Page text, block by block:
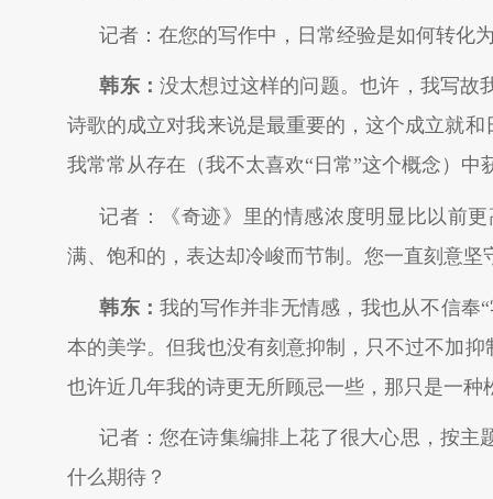
记者：在您的写作中，日常经验是如何转化
韩东： 没太想过这样的问题。也许，我写故
诗歌的成立对我来说是最重要的，这个成立就
我常常从存在（我不太喜欢“日常”这个概念）中
记者：《奇迹》里的情感浓度明显比以前
满、饱和的，表达却冷峻而节制。您一直刻意坚
韩东：我的写作并非无情感，我也从不信奉
本的美学。但我也没有刻意抑制，只不过不加
也许近几年我的诗更无所顾忌一些，那只是一
记者：您在诗集编排上花了很大心思，按主
什么期待？